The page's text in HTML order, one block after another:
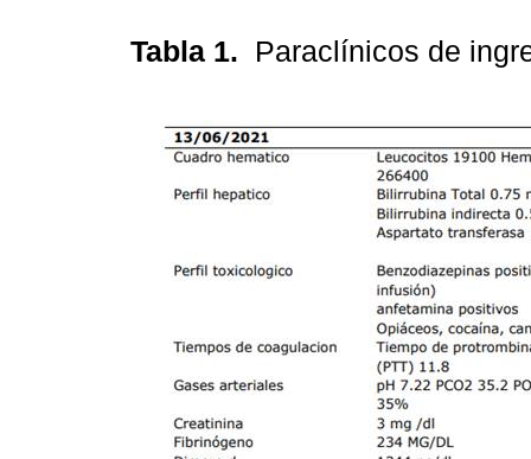
Tabla 1. Paraclínicos de